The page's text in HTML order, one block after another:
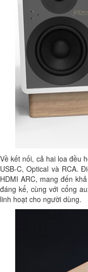
Về kết nối, cả hai loa đều
USB-C, Optical và RCA.
HDMI ARC, mang đến
đáng kể, cùng với cổng
linh hoạt cho người dùng.